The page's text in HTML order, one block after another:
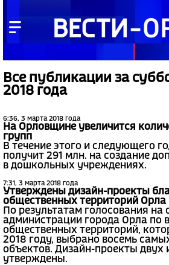
Все публикации за
2018 года
6:36, 3 марта 2018 года
На Орловщине увеличится
групп
В течение этого и следующего
получит 291 млн. на создание
в дошкольных учреждениях.
7:31, 3 марта 2018 года
Утверждены дизайн-проекты
общественных территорий Орла
По результатам голосования на
администрации города Орла по
общественных территорий,
2018 году, выбрано восемь
объектов. Дизайн-проекты двух
утверждены.